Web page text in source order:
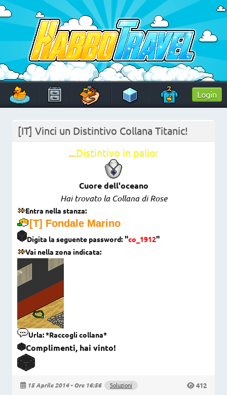
Skip
to
content
HabboTravel
Un viaggio di pixel!
Login
[IT] Vinci un Distintivo Collana Titanic!
Distintivo in palio:
Cuore dell'oceano
Hai trovato la Collana di Rose
Entra nella stanza:
[T] Fondale Marino
Digita la seguente password: "co_1912"
Vai nella zona indicata:
Urla: *Raccogli collana*
Complimenti, hai vinto!
15 Aprile 2014 - Ore 16:56 Soluzioni 412